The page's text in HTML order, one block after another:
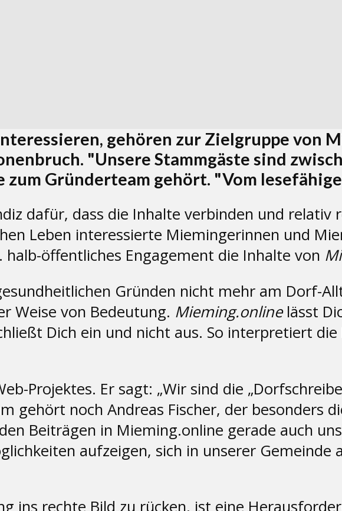
gehören zur Zielgruppe von
"Unsere Stammgäste sind
zum Gründerteam gehört. "Vom
dafür, dass die Inhalte verbinden und relativ
Leben interessierte Miemingerinnen und
öffentliches Engagement die Inhalte von
Gründen nicht mehr am Dorf-
Weise von Bedeutung. Mieming.onlinelässt
Dich ein und nicht aus. So interpretiert
Projektes. Er sagt: „Wir sind die
gehört noch Andreas Fischer, der besonders
Beiträgen in Mieming.online gerade auch
aufzeigen, sich in unserer Gemeinde
ins rechte Bild zu rücken, ist eine